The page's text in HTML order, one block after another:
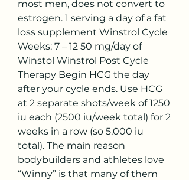
most men, does not convert to
estrogen. 1 serving a day of a fat
loss supplement Winstrol Cycle
Weeks: 7 – 12 50 mg/day of
Winstol Winstrol Post Cycle
Therapy Begin HCG the day
after your cycle ends. Use HCG
at 2 separate shots/week of 1250
iu each (2500 iu/week total) for 2
weeks in a row (so 5,000 iu
total). The main reason
bodybuilders and athletes love
“Winny” is that many of them